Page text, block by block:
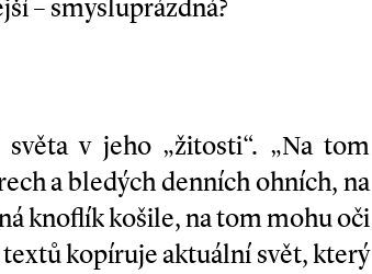
– smysluprázdná?
v jeho „žitosti“. „Na tom
a bledých denních ohních, na
knoflík košile, na tom mohu oči
kopíruje aktuální svět, který